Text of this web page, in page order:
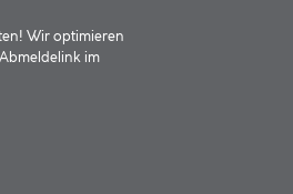
Wir optimieren
im